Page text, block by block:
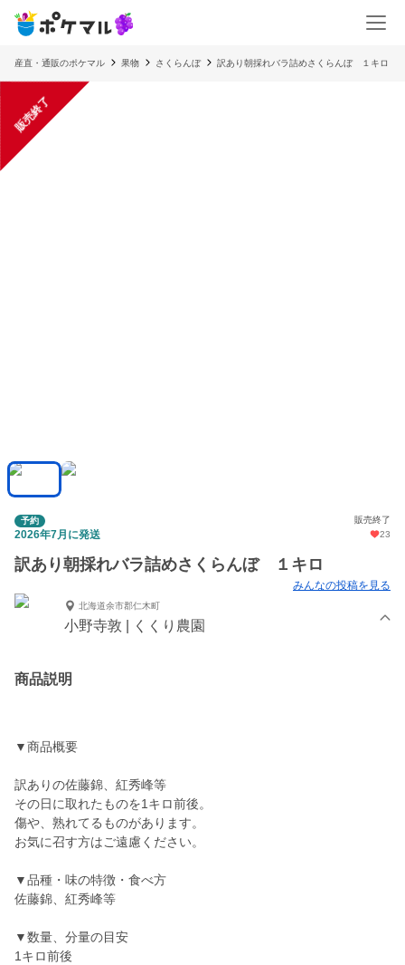
産直・通販のポケマル 果物 さくらんぼ 訳あり朝採れバラ詰めさくらんぼ １キロ
販売終了
予約 販売終了
2026年7月に発送 23
訳あり朝採れバラ詰めさくらんぼ １キロ
みんなの投稿を見る
北海道余市郡仁木町
小野寺敦 | くくり農園
商品説明
▼商品概要
訳ありの佐藤錦、紅秀峰等
その日に取れたものを1キロ前後。
傷や、熟れてるものがあります。
お気に召す方はご遠慮ください。
▼品種・味の特徴・食べ方
佐藤錦、紅秀峰等
▼数量、分量の目安
1キロ前後